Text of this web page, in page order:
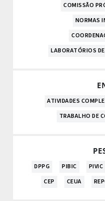
COMISSÃO
NORMAS
LABORATÓRIOS
ATIVIDADES
TRABALHO DE
DPPG PIBIC PIVIC
CEP
CEUA